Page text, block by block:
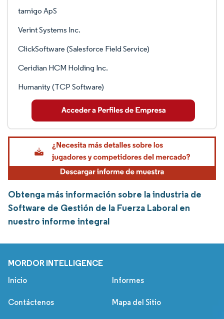
tamigo ApS
Verint Systems Inc.
ClickSoftware (Salesforce Field Service)
Ceridian HCM Holding Inc.
Humanity (TCP Software)
Obtenga más información sobre la industria de
Software de Gestión de la Fuerza Laboral en
nuestro informe integral
MORDOR INTELLIGENCE
Inicio Informes
Contáctenos Mapa del Sitio